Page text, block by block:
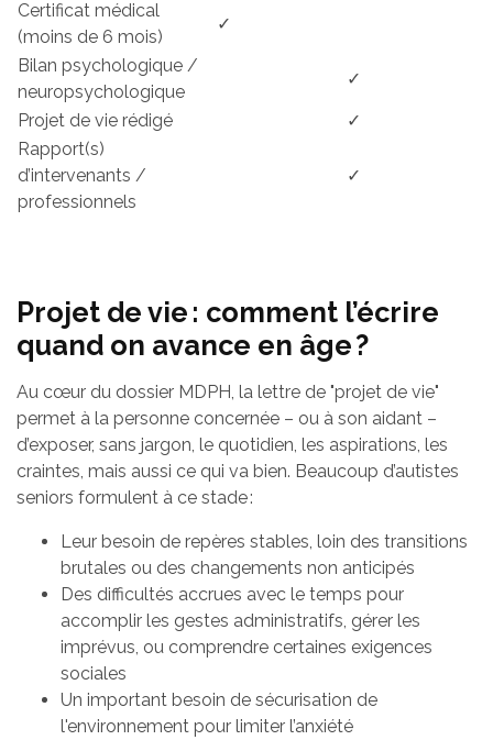
Certificat médical
(moins de 6 mois)
✓
Bilan psychologique /
neuropsychologique
✓
Projet de vie rédigé
✓
Rapport(s)
d’intervenants /
professionnels
✓
Projet de vie : comment l’écrire
quand on avance en âge ?
Au cœur du dossier MDPH, la lettre de "projet de vie"
permet à la personne concernée – ou à son aidant –
d’exposer, sans jargon, le quotidien, les aspirations, les
craintes, mais aussi ce qui va bien. Beaucoup d’autistes
seniors formulent à ce stade :
Leur besoin de repères stables, loin des transitions
brutales ou des changements non anticipés
Des difficultés accrues avec le temps pour
accomplir les gestes administratifs, gérer les
imprévus, ou comprendre certaines exigences
sociales
Un important besoin de sécurisation de
l'environnement pour limiter l’anxiété